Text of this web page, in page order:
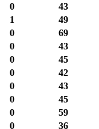
0
43
1
49
0
69
0
43
0
45
0
42
0
43
0
45
0
59
0 36